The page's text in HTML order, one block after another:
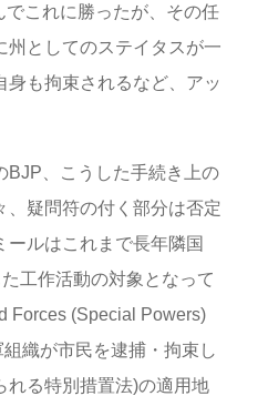
これに勝ったが、その任
州としてのステイタスが一
も拘束されるなど、アッ
BJP、こうした手続き上の
、疑問符の付く部分は否定
ールはこれまで長年隣国
工作活動の対象となって
Forces (Special Powers)
織が市民を逮捕・拘束し
れる特別措置法)の適用地